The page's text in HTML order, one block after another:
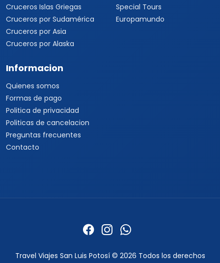
Cruceros Islas Griegas
Cruceros por Sudamérica
Cruceros por Asia
Cruceros por Alaska
Special Tours
Europamundo
Informacion
Quienes somos
Formas de pago
Politica de privacidad
Politicas de cancelacion
Preguntas frecuentes
Contacto
Travel Viajes San Luis Potosí © 2026 Todos los derechos